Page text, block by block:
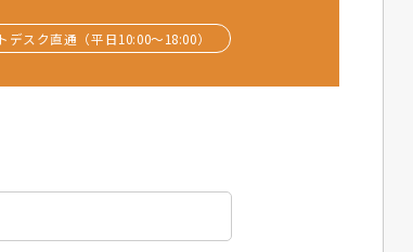
デスク直通（平日10:00〜18:00）